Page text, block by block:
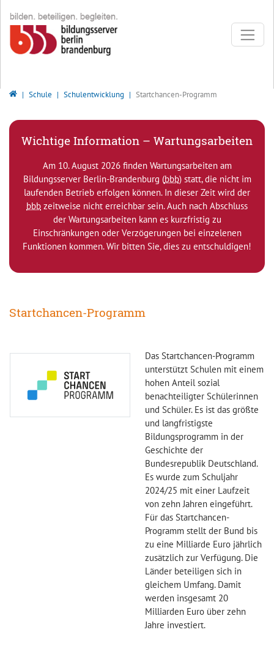
Bildungsserver Berlin - Brandenburg
Schule Schulentwicklung Startchancen-Programm
Wichtige Information – Wartungsarbeiten
Am 10. August 2026 finden Wartungsarbeiten am
Bildungsserver Berlin-Brandenburg (bbb) statt, die nicht im
laufenden Betrieb erfolgen können. In dieser Zeit wird der
bbb zeitweise nicht erreichbar sein. Auch nach Abschluss
der Wartungsarbeiten kann es kurzfristig zu
Einschränkungen oder Verzögerungen bei einzelenen
Funktionen kommen. Wir bitten Sie, dies zu entschuldigen!
Startchancen-Programm
Das Startchancen-Programm
unterstützt Schulen mit einem
hohen Anteil sozial
benachteiligter Schülerinnen
und Schüler. Es ist das größte
und langfristigste
Bildungsprogramm in der
Geschichte der
Bundesrepublik Deutschland.
Es wurde zum Schuljahr
2024/25 mit einer Laufzeit
von zehn Jahren eingeführt.
Für das Startchancen-
Programm stellt der Bund bis
zu eine Milliarde Euro jährlich
zusätzlich zur Verfügung. Die
Länder beteiligen sich in
gleichem Umfang. Damit
werden insgesamt 20
Milliarden Euro über zehn
Jahre investiert.